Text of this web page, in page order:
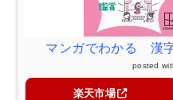
マンガでわかる 漢
posted
楽天市場